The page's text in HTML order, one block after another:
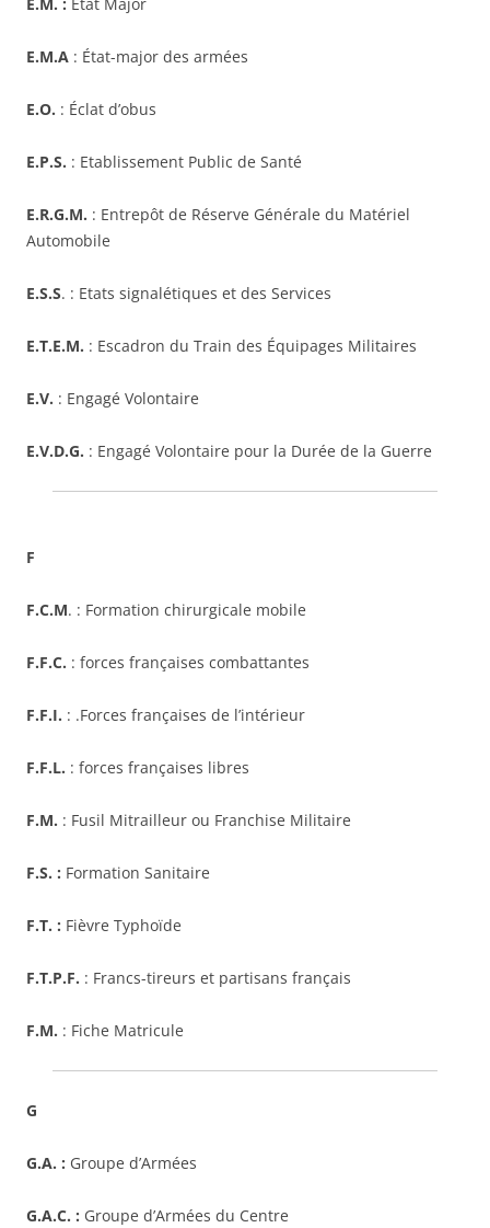
E.M. : État Major
E.M.A : État-major des armées
E.O. : Éclat d’obus
E.P.S. : Etablissement Public de Santé
E.R.G.M. : Entrepôt de Réserve Générale du Matériel
Automobile
E.S.S. : Etats signalétiques et des Services
E.T.E.M. : Escadron du Train des Équipages Militaires
E.V. : Engagé Volontaire
E.V.D.G. : Engagé Volontaire pour la Durée de la Guerre
F
F.C.M. : Formation chirurgicale mobile
F.F.C. : forces françaises combattantes
F.F.I. : .Forces françaises de l’intérieur
F.F.L. : forces françaises libres
F.M. : Fusil Mitrailleur ou Franchise Militaire
F.S. : Formation Sanitaire
F.T. : Fièvre Typhoïde
F.T.P.F. : Francs-tireurs et partisans français
F.M. : Fiche Matricule
G
G.A. : Groupe d’Armées
G.A.C. : Groupe d’Armées du Centre